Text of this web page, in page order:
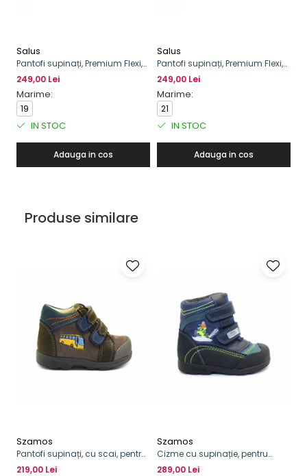
Salus
Pantofi supinați, Premium Flexi,
cu scai, pentru băieți
249,00 Lei
Marime:
19
IN STOC
Adauga in cos
Salus
Pantofi supinați, Premium Flexi,
cu scai, pentru băieți
249,00 Lei
Marime:
21
IN STOC
Adauga in cos
Produse similare
Szamos
Pantofi supinați, cu scai, pentru
băieți, model cu bus
219,00 Lei
Szamos
Cizme cu supinație, pentru
băieți
289,00 Lei